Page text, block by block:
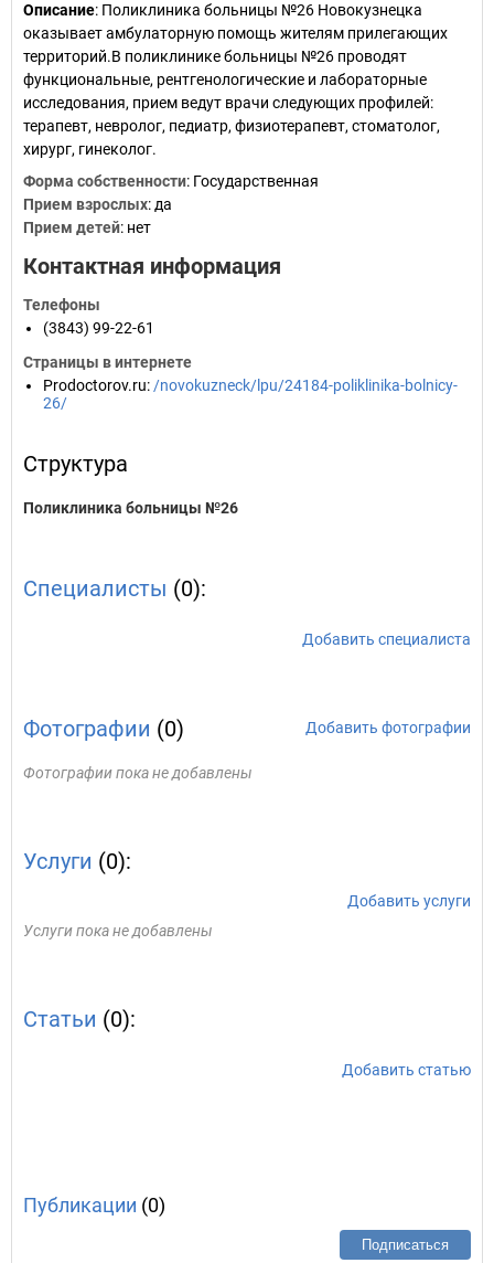
Описание: Поликлиника больницы №26 Новокузнецка
оказывает амбулаторную помощь жителям прилегающих
территорий.В поликлинике больницы №26 проводят
функциональные, рентгенологические и лабораторные
исследования, прием ведут врачи следующих профилей:
терапевт, невролог, педиатр, физиотерапевт, стоматолог,
хирург, гинеколог.
Форма собственности: Государственная
Прием взрослых: да
Прием детей: нет
Контактная информация
Телефоны
(3843) 99-22-61
Страницы в интернете
Prodoctorov.ru: /novokuzneck/lpu/24184-poliklinika-bolnicy-
26/
Структура
Поликлиника больницы №26
Специалисты (0):
Добавить специалиста
Фотографии (0) Добавить фотографии
Фотографии пока не добавлены
Услуги (0):
Добавить услуги
Услуги пока не добавлены
Статьи (0):
Добавить статью
Публикации (0)
Подписаться